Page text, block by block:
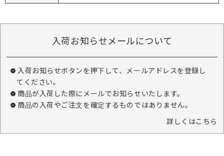
入荷お知らせメールについて
入荷お知らせボタンを押下して、メールアドレスを登録し
てください。
商品が入荷した際にメールでお知らせいたします。
商品の入荷やご注文を確定するものではありません。
詳しくはこちら